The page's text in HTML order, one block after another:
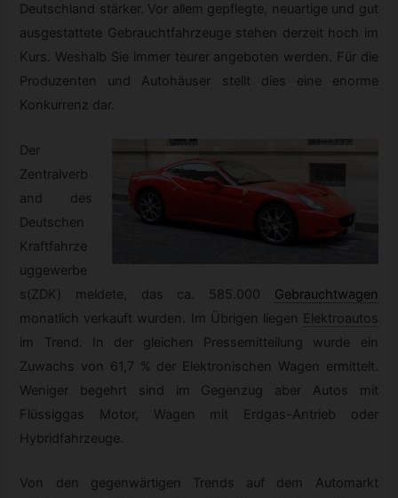
Deutschland stärker. Vor allem gepflegte, neuartige und gut
ausgestattete Gebrauchtfahrzeuge stehen derzeit hoch im
Kurs. Weshalb Sie immer teurer angeboten werden. Für die
Produzenten und Autohäuser stellt dies eine enorme
Konkurrenz dar.
Der
Zentralverb
and des
Deutschen
Kraftfahrze
uggewerbe
s(ZDK) meldete, das ca. 585.000
Gebrauchtwagen
monatlich verkauft wurden. Im Übrigen liegen Elektroautos
im Trend. In der gleichen Pressemitteilung wurde ein
Zuwachs von 61,7 % der Elektronischen Wagen ermittelt.
Weniger begehrt sind im Gegenzug aber Autos mit
Flüssiggas Motor, Wagen mit Erdgas-Antrieb oder
Hybridfahrzeuge.
Von den gegenwärtigen Trends auf dem Automarkt